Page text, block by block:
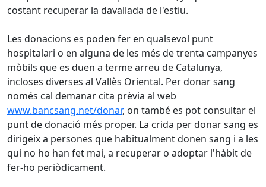
costant recuperar la davallada de l'estiu.
Les donacions es poden fer en qualsevol punt
hospitalari o en alguna de les més de trenta campanyes
mòbils que es duen a terme arreu de Catalunya,
incloses diverses al Vallès Oriental. Per donar sang
només cal demanar cita prèvia al web
www.bancsang.net/donar, on també es pot consultar el
punt de donació més proper. La crida per donar sang es
dirigeix a persones que habitualment donen sang i a les
qui no ho han fet mai, a recuperar o adoptar l'hàbit de
fer-ho periòdicament.